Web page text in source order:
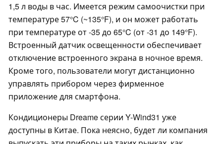
1,5 л воды в час. Имеется режим самоочистки при
температуре 57°C (~135°F), и он может работать
при температуре от -35 до 65°C (от -31 до 149°F).
Встроенный датчик освещенности обеспечивает
отключение встроенного экрана в ночное время.
Кроме того, пользователи могут дистанционно
управлять прибором через фирменное
приложение для смартфона.
Кондиционеры Dreame серии Y-Wind31 уже
доступны в Китае. Пока неясно, будет ли компания